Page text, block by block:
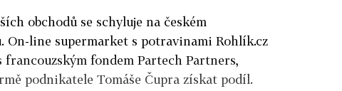
obchodů se schyluje na českém
On-line supermarket s potravinami Rohlík.cz
francouzským fondem Partech Partners,
podnikatele Tomáše Čupra získat podíl.